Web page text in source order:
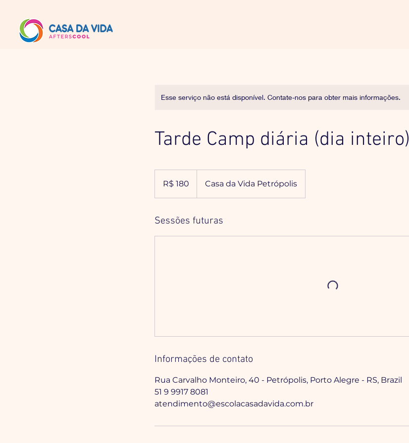
Esse serviço não está disponível. Contate-nos para obter mais informações.
Tarde Camp diária (dia inteiro)
brasileiros
R$ 180 Casa da Vida Petrópolis
Sessões futuras
Informações de contato
Rua Carvalho Monteiro, 40 - Petrópolis, Porto Alegre - RS, Brazil
51 9 9917 8081
atendimento@escolacasadavida.com.br